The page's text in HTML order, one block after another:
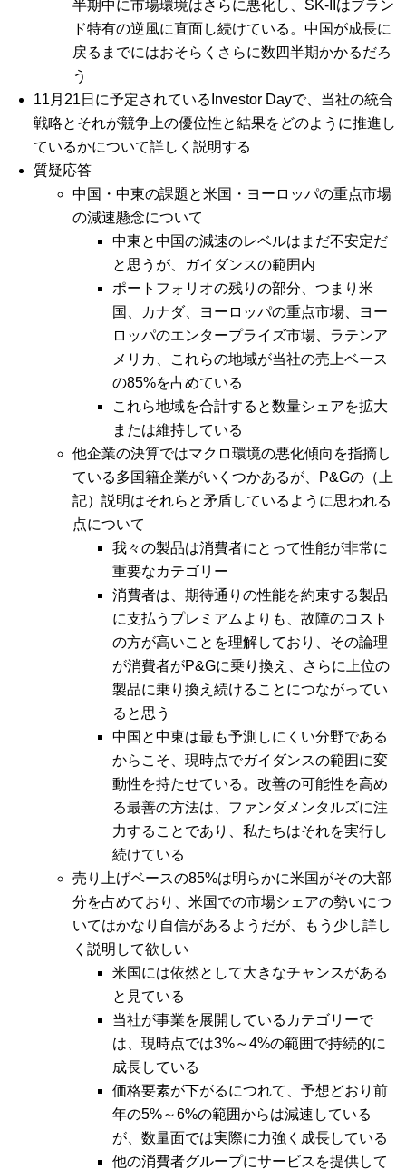
半期中に市場環境はさらに悪化し、SK-IIはブラン
ド特有の逆風に直面し続けている。中国が成長に
戻るまでにはおそらくさらに数四半期かかるだろ
う
11月21日に予定されているInvestor Dayで、当社の統合
戦略とそれが競争上の優位性と結果をどのように推進し
ているかについて詳しく説明する
質疑応答
中国・中東の課題と米国・ヨーロッパの重点市場
の減速懸念について
中東と中国の減速のレベルはまだ不安定だ
と思うが、ガイダンスの範囲内
ポートフォリオの残りの部分、つまり米
国、カナダ、ヨーロッパの重点市場、ヨー
ロッパのエンタープライズ市場、ラテンア
メリカ、これらの地域が当社の売上ベース
の85%を占めている
これら地域を合計すると数量シェアを拡大​​
または維持している
他企業の決算ではマクロ環境の悪化傾向を指摘し
ている多国籍企業がいくつかあるが、P&Gの（上
記）説明はそれらと矛盾しているように思われる
点について
我々の製品は消費者にとって性能が非常に
重要なカテゴリー
消費者は、期待通りの性能を約束する製品
に支払うプレミアムよりも、故障のコスト
の方が高いことを理解しており、その論理
が消費者がP&Gに乗り換え、さらに上位の
製品に乗り換え続けることにつながってい
ると思う
中国と中東は最も予測しにくい分野である
からこそ、現時点でガイダンスの範囲に変
動性を持たせている。改善の可能性を高め
る最善の方法は、ファンダメンタルズに注
力することであり、私たちはそれを実行し
続けている
売り上げベースの85%は明らかに米国がその大部
分を占めており、米国での市場シェアの勢いにつ
いてはかなり自信があるようだが、もう少し詳し
く説明して欲しい
米国には依然として大きなチャンスがある
と見ている
当社が事業を展開しているカテゴリーで
は、現時点では3%～4%の範囲で持続的に
成長している
価格要素が下がるにつれて、予想どおり前
年の5%～6%の範囲からは減速している
が、数量面では実際に力強く成長している
他の消費者グループにサービスを提供して